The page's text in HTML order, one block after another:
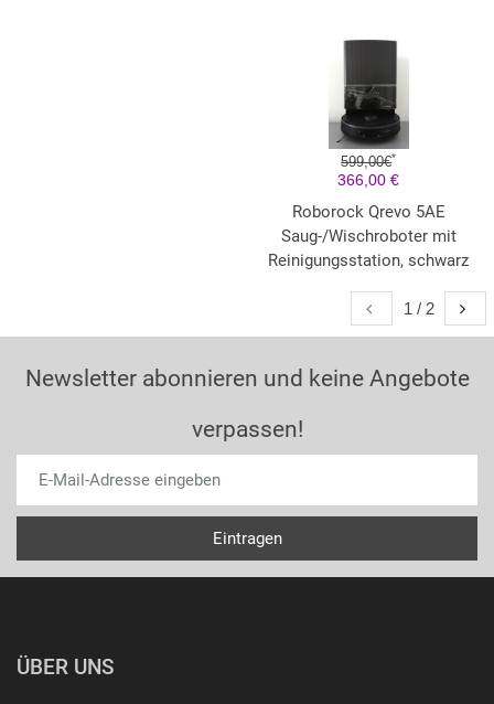
599,00€*
366,00 €
Roborock Qrevo 5AE
Saug-/Wischroboter mit
Reinigungsstation, schwarz
1 / 2
Newsletter abonnieren und keine Angebote
verpassen!
ÜBER UNS